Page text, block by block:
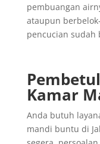
pembuangan
ataupun
pencucian sudah
Kamar
Anda butuh
mandi buntu di